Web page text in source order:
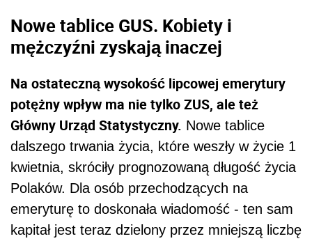
Nowe tablice GUS. Kobiety i
mężczyźni zyskają inaczej
Na ostateczną wysokość lipcowej emerytury
potężny wpływ ma nie tylko ZUS, ale też
Główny Urząd Statystyczny. Nowe tablice
dalszego trwania życia, które weszły w życie 1
kwietnia, skróciły prognozowaną długość życia
Polaków. Dla osób przechodzących na
emeryturę to doskonała wiadomość - ten sam
kapitał jest teraz dzielony przez mniejszą liczbę